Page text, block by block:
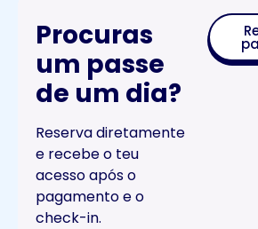
Procuras
um passe
de um dia?
Reserva diretamente
e recebe o teu
acesso após o
pagamento e o
check-in.